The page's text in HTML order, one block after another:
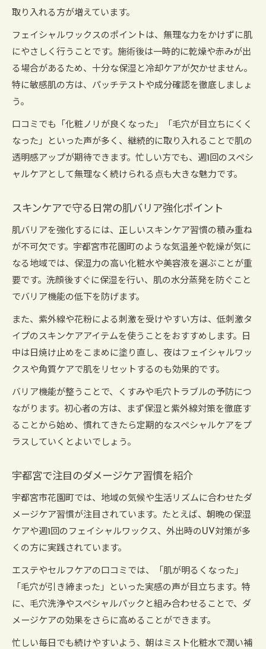
取り入れる方が増えています。
フェイシャルワックスのポイントは、無理な力をかけずに肌
にやさしく行うことです。施術後は一時的に乾燥や赤みが出
る場合があるため、十分な保湿と冷却ケアが欠かせません。
特に敏感肌の方は、パッチテストや成分確認を徹底しましょ
う。
口コミでも「化粧ノリが良くなった」「毛穴が目立ちにくく
なった」といった声が多く、継続的に取り入れることで肌の
透明感アップが期待できます。忙しい方でも、週1回のスペシ
ャルケアとして無理なく続けられる点も大きな魅力です。
スキンケアで守る日常の肌バリア強化ポイント
肌バリアを強化するには、正しいスキンケア習慣の積み重ね
が不可欠です。宇都宮市花園町のような気温差や乾燥が気に
なる地域では、保湿力の高い化粧水や美容液を選ぶことが重
要です。洗顔後すぐに保湿を行い、肌の水分蒸発を防ぐこと
でバリア機能の低下を防げます。
また、紫外線や花粉による刺激を受けやすい方は、低刺激タ
イプのスキンケアアイテムを使うことをおすすめします。日
中は日焼け止めをこまめに塗り直し、夜はフェイシャルワッ
クスや角質ケアで肌をリセットするのも効果的です。
バリア機能が整うことで、くすみや毛穴トラブルの予防につ
ながります。初心者の方は、まず保湿と紫外線対策を徹底す
ることから始め、慣れてきたら定期的なスペシャルケアをプ
ラスしていくとよいでしょう。
宇都宮で注目のダメージケア習慣を紹介
宇都宮市花園町では、地域の気候や生活リズムに合わせたダ
メージケア習慣が注目されています。たとえば、朝晩の保湿
ケアや週1回のフェイシャルワックス、外出時のUV対策が多
くの方に実践されています。
エステやセルフケアの口コミでは、「肌が明るくなった」
「毛穴が引き締まった」といった実感の声が目立ちます。特
に、毛穴洗浄やスペシャルパックと組み合わせることで、ダ
メージケアの効果をさらに高めることができます。
忙しい毎日でも続けやすいよう、朝はミスト化粧水で潤い補